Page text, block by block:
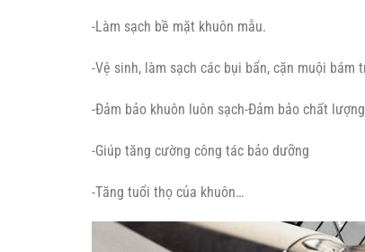
-Làm sạch bề mặt khuôn mẫu.
-Vệ sinh, làm sạch các bụi bẩn, cặn muội bám
-Đảm bảo khuôn luôn sạch-Đảm bảo chất
-Giúp tăng cường công tác bảo dưỡng
-Tăng tuổi thọ của khuôn…